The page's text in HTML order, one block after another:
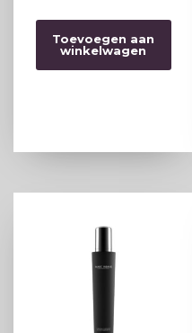
Toevoegen aan
winkelwagen